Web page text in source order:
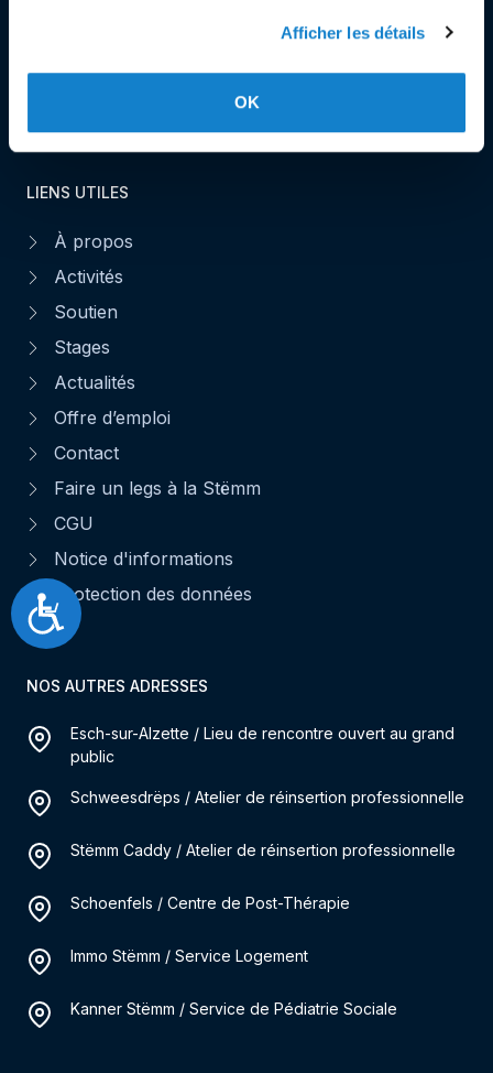
Afficher les détails
OK
Accessibilité
LIENS UTILES
À propos
Activités
Soutien
Stages
Actualités
Offre d’emploi
Contact
Faire un legs à la Stëmm
CGU
Notice d'informations
Protection des données
NOS AUTRES ADRESSES
Esch-sur-Alzette / Lieu de rencontre ouvert au grand
public
Schweesdrëps / Atelier de réinsertion professionnelle
Stëmm Caddy / Atelier de réinsertion professionnelle
Schoenfels / Centre de Post-Thérapie
Immo Stëmm / Service Logement
Kanner Stëmm / Service de Pédiatrie Sociale